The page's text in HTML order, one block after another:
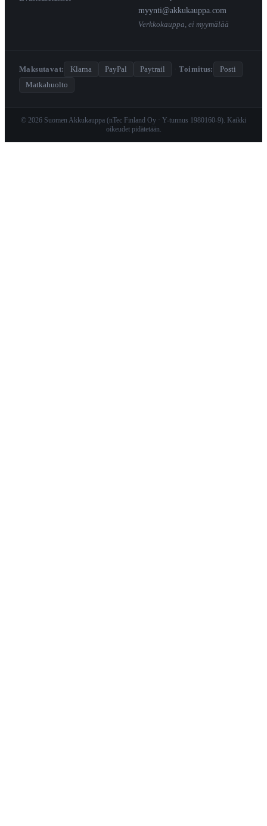
myynti@akkukauppa.com
Verkkokauppa, ei myymälää
Maksutavat: Klarna PayPal Paytrail · Toimitus:
Posti
Matkahuolto
© 2026 Suomen Akkukauppa (nTec Finland Oy · Y-tunnus 1980160-9). Kaikki
oikeudet pidätetään.